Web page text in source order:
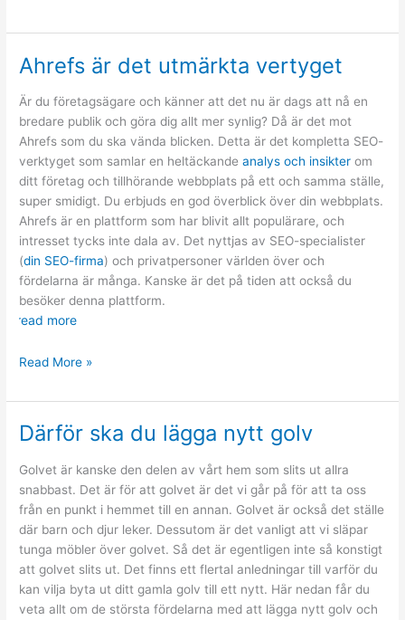
underhåll
rörsystem
Ahrefs är det utmärkta vertyget
Är du företagsägare och känner att det nu är dags att nå en
bredare publik och göra dig allt mer synlig? Då är det mot
Ahrefs som du ska vända blicken. Detta är det kompletta SEO-
verktyget som samlar en heltäckande analys och insikter om
ditt företag och tillhörande webbplats på ett och samma ställe,
super smidigt. Du erbjuds en god överblick över din webbplats.
Ahrefs är en plattform som har blivit allt populärare, och
intresset tycks inte dala av. Det nyttjas av SEO-specialister
(din SEO-firma) och privatpersoner världen över och
fördelarna är många. Kanske är det på tiden att också du
besöker denna plattform.
read more
Ahrefs
det
vertyget
Read More »
Därför ska du lägga nytt golv
Golvet är kanske den delen av vårt hem som slits ut allra
snabbast. Det är för att golvet är det vi går på för att ta oss
från en punkt i hemmet till en annan. Golvet är också det ställe
där barn och djur leker. Dessutom är det vanligt att vi släpar
tunga möbler över golvet. Så det är egentligen inte så konstigt
att golvet slits ut. Det finns ett flertal anledningar till varför du
kan vilja byta ut ditt gamla golv till ett nytt. Här nedan får du
veta allt om de största fördelarna med att lägga nytt golv och